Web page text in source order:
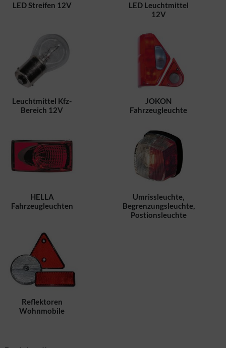
LED Streifen 12V
LED Leuchtmittel
12V
Leuchtmittel Kfz-
Bereich 12V
JOKON
Fahrzeugleuchte
HELLA
Fahrzeugleuchten
Umrissleuchte,
Begrenzungsleuchte,
Postionsleuchte
Reflektoren
Wohnmobile